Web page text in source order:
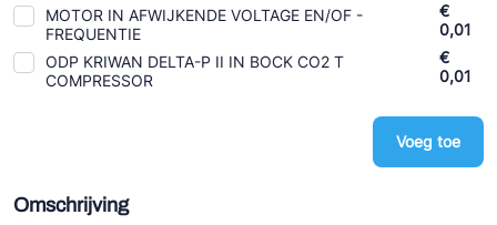
MOTOR IN AFWIJKENDE VOLTAGE EN/OF -
FREQUENTIE
€
0,01
ODP KRIWAN DELTA-P II IN BOCK CO2 T
COMPRESSOR
€
0,01
Voeg toe
Omschrijving